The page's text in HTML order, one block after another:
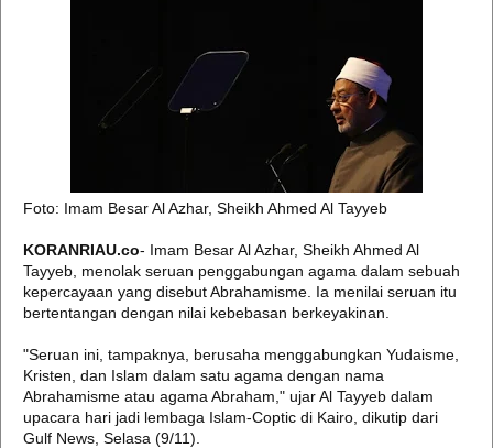
Foto: Imam Besar Al Azhar, Sheikh Ahmed Al Tayyeb
KORANRIAU.co- Imam Besar Al Azhar, Sheikh Ahmed Al
Tayyeb, menolak seruan penggabungan agama dalam sebuah
kepercayaan yang disebut Abrahamisme. Ia menilai seruan itu
bertentangan dengan nilai kebebasan berkeyakinan.
"Seruan ini, tampaknya, berusaha menggabungkan Yudaisme,
Kristen, dan Islam dalam satu agama dengan nama
Abrahamisme atau agama Abraham," ujar Al Tayyeb dalam
upacara hari jadi lembaga Islam-Coptic di Kairo, dikutip dari
Gulf News, Selasa (9/11).